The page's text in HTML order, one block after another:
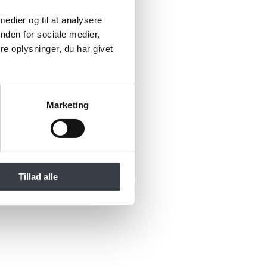
og til at analysere
for sociale medier,
oplysninger, du har givet
Marketing
Tillad alle